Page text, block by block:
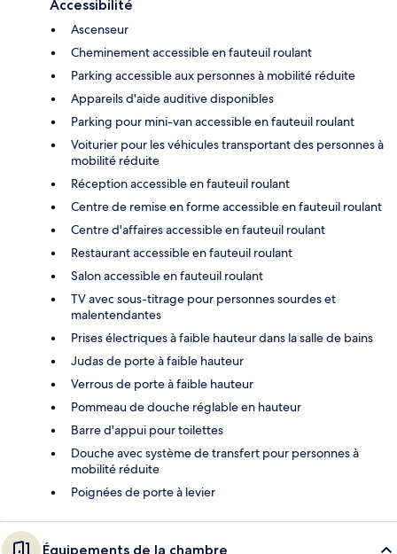
Accessibilité
Ascenseur
Cheminement accessible en fauteuil roulant
Parking accessible aux personnes à mobilité réduite
Appareils d'aide auditive disponibles
Parking pour mini-van accessible en fauteuil roulant
Voiturier pour les véhicules transportant des personnes à
mobilité réduite
Réception accessible en fauteuil roulant
Centre de remise en forme accessible en fauteuil roulant
Centre d'affaires accessible en fauteuil roulant
Restaurant accessible en fauteuil roulant
Salon accessible en fauteuil roulant
TV avec sous-titrage pour personnes sourdes et
malentendantes
Prises électriques à faible hauteur dans la salle de bains
Judas de porte à faible hauteur
Verrous de porte à faible hauteur
Pommeau de douche réglable en hauteur
Barre d'appui pour toilettes
Douche avec système de transfert pour personnes à
mobilité réduite
Poignées de porte à levier
Équipements de la chambre